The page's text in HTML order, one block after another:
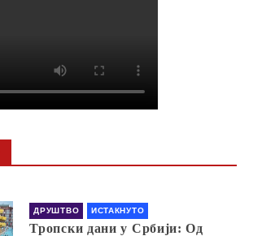
ДРУШТВО ИСТАКНУТО
Тропски дани у Србији: Од